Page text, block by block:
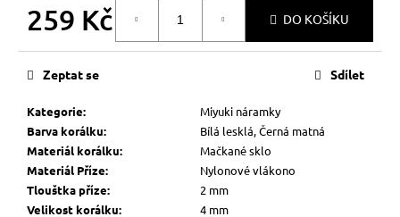
259 Kč DO KOŠÍKU
Kategorie:
Miyuki náramky
Barva korálku:
Bílá lesklá, Černá matná
Materiál korálku:
Mačkané sklo
Materiál Příze:
Nylonové vlákono
Tlouštka příze:
2 mm
Velikost korálku: 4 mm
Zeptat se Sdílet